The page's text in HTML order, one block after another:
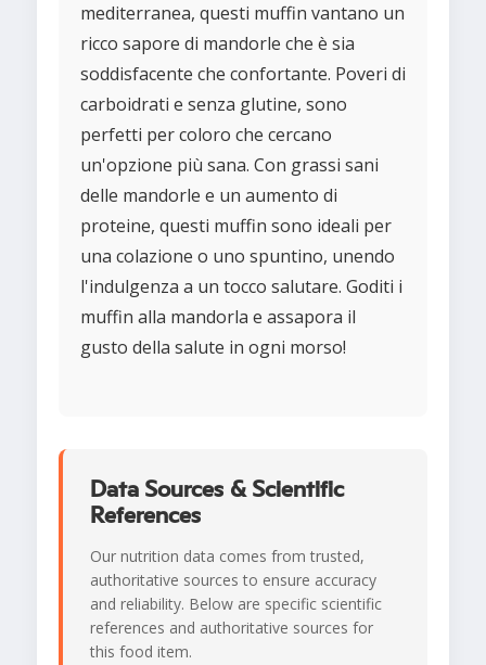
mediterranea, questi muffin vantano un
ricco sapore di mandorle che è sia
soddisfacente che confortante. Poveri di
carboidrati e senza glutine, sono
perfetti per coloro che cercano
un'opzione più sana. Con grassi sani
delle mandorle e un aumento di
proteine, questi muffin sono ideali per
una colazione o uno spuntino, unendo
l'indulgenza a un tocco salutare. Goditi i
muffin alla mandorla e assapora il
gusto della salute in ogni morso!
Data Sources & Scientific
References
Our nutrition data comes from trusted,
authoritative sources to ensure accuracy
and reliability. Below are specific scientific
references and authoritative sources for
this food item.